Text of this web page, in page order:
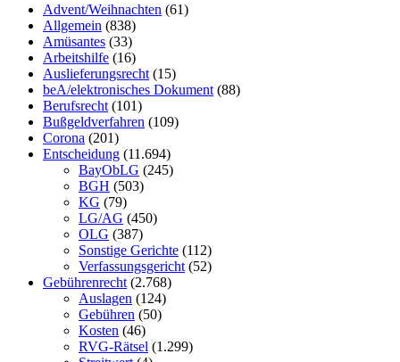
Advent/Weihnachten (61)
Allgemein (838)
Amüsantes (33)
Arbeitshilfe (16)
Auslieferungsrecht (15)
beA/elektronisches Dokument (88)
Berufsrecht (101)
Bußgeldverfahren (109)
Corona (201)
Entscheidung (11.694)
BayObLG (245)
BGH (503)
KG (79)
LG/AG (450)
OLG (387)
Sonstige Gerichte (112)
Verfassungsgericht (52)
Gebührenrecht (2.768)
Auslagen (124)
Gebühren (50)
Kosten (46)
RVG-Rätsel (1.299)